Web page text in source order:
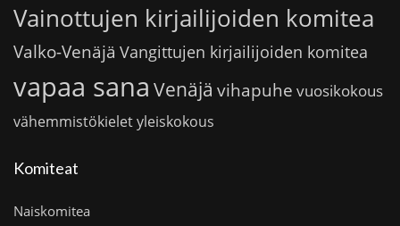
Vainottujen kirjailijoiden komitea
Valko-Venäjä Vangittujen kirjailijoiden komitea
vapaa sana Venäjä vihapuhe vuosikokous
vähemmistökieletyleiskokous
Komiteat
Naiskomitea